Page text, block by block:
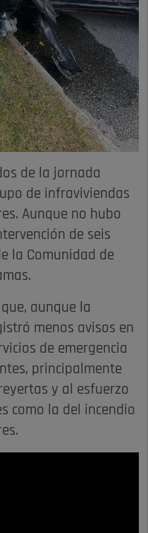
de la jornada
de infraviviendas
Aunque no hubo
de seis
la Comunidad de
aunque la
menos avisos en
de emergencia
principalmente
y al esfuerzo
como la del incendio